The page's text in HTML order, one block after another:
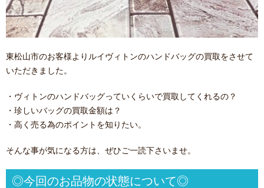
東松山市のお客様よりルイヴィトンのハンドバッグの買取をさせて
いただきました。
・ヴィトンのハンドバッグっていくらいで買取してくれるの？
・珍しいバッグの買取金額は？
・高く売る為のポイントを知りたい。
そんな事が気になる方は、ぜひご一読下さいませ。
◎今回のお品物の状態について◎